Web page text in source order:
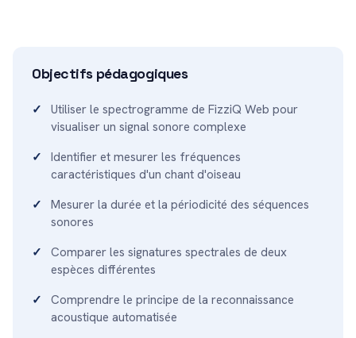
Objectifs pédagogiques
Utiliser le spectrogramme de FizziQ Web pour
visualiser un signal sonore complexe
Identifier et mesurer les fréquences
caractéristiques d'un chant d'oiseau
Mesurer la durée et la périodicité des séquences
sonores
Comparer les signatures spectrales de deux
espèces différentes
Comprendre le principe de la reconnaissance
acoustique automatisée